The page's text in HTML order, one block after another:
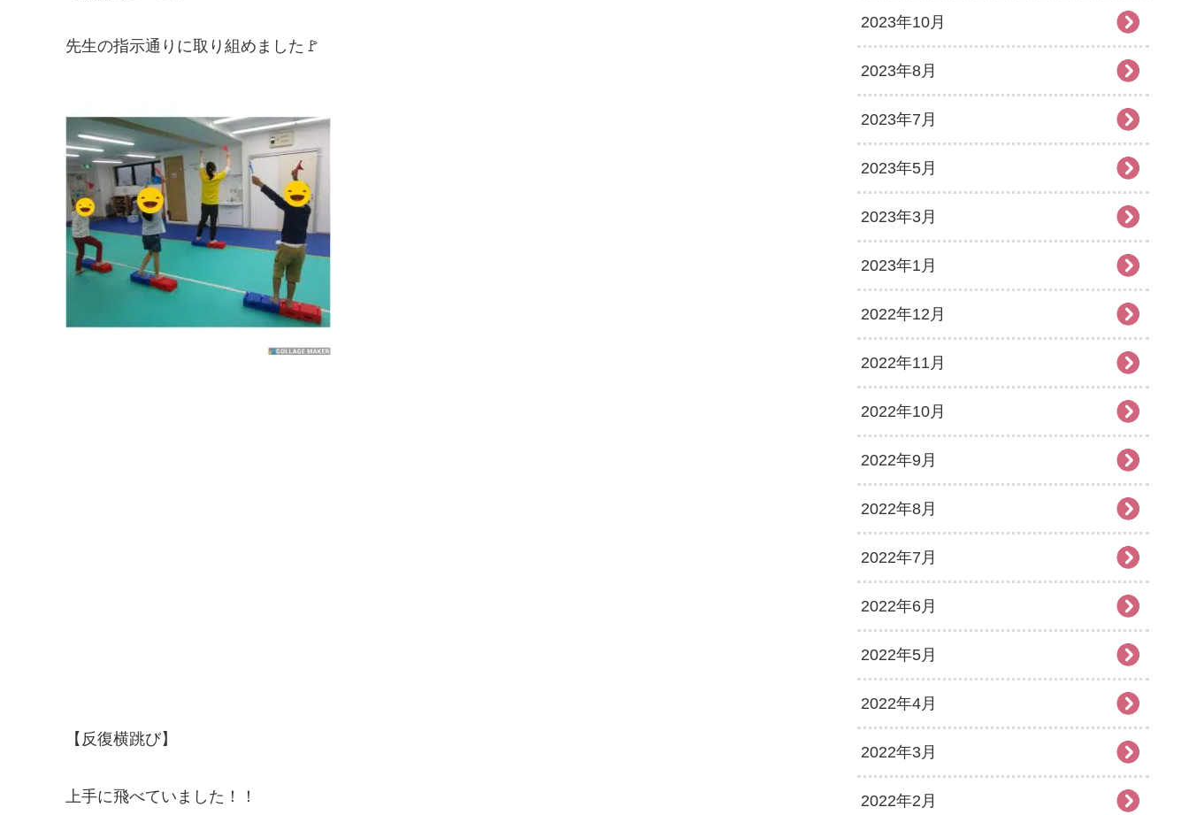
先生の指示通りに取り組めました🚩
【反復横跳び】
上手に飛べていました！！
2023年10月
2023年8月
2023年7月
2023年5月
2023年3月
2023年1月
2022年12月
2022年11月
2022年10月
2022年9月
2022年8月
2022年7月
2022年6月
2022年5月
2022年4月
2022年3月
2022年2月